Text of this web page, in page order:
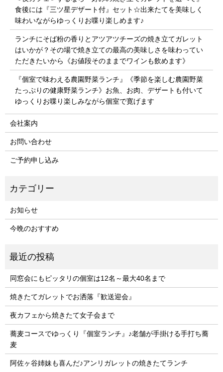
食後には『三ツ星デザート付』セット☆出来たてを美味しく
味わいながらゆっくりお喋り楽しめます♪
ランチにそば粉の香りとアツアツチーズの焼き立てガレット
はいかが？その場で焼き立ての最高の美味しさを味わってい
ただきたいから《お値段そのままでワインも飲めます》
『個室で味わえる農園野菜ランチ』《季節を楽しむ農園野菜
たっぷりの健康野菜ランチ》お魚、お肉、デザートも付いて
ゆっくりお喋り楽しみながら個室で寛げます
会社案内
お問い合わせ
ご予約申し込み
お知らせ
今晩のおすすめ
同窓会にもピッタリの個室は12名～最大40名まで
焼きたてガレットでお洒落『歓送迎会』
夜カフェから焼きたて女子会まで
蕎麦コースでゆっくり『個室ランチ』♪老舗が手掛ける手打ち蕎
麦
阿佐ヶ谷姉妹も喜んだ♪アンリガレットの焼きたてランチ